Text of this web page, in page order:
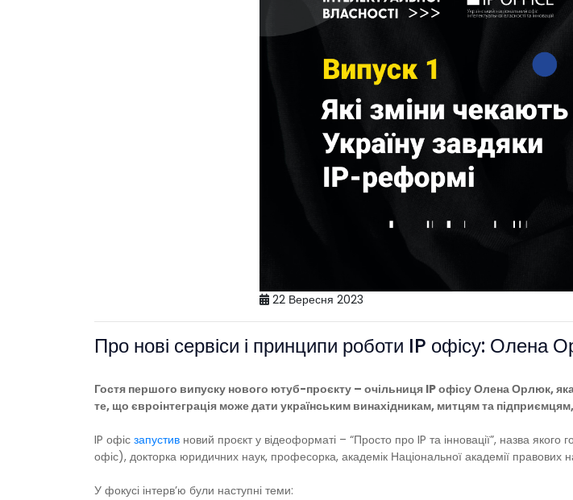
22 Вересня 2023
Про нові сервіси і принципи роботи IP офісу: Олена
Гостя першого випуску нового ютуб-проєкту – очільниця IP офісу Олена Орлюк,
те, що євроінтеграція може дати українським винахідникам, митцям та
IP офіс запустив новий проєкт у відеоформаті – “Просто про IP та інновації”, назва
офіс), докторка юридичних наук, професорка, академік Національної академії правових
У фокусі інтерв’ю були наступні теми: